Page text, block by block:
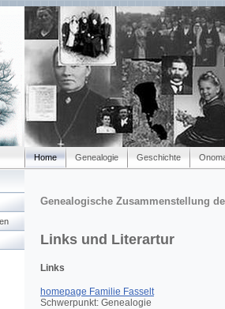
Home Genealogie Geschichte
Genealogische Zusammenstellung
Links und Literartur
Links
homepage Familie Fasselt
Schwerpunkt: Genealogie